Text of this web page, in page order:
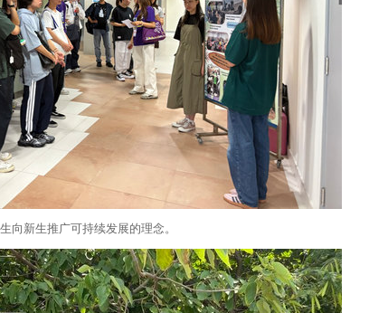
向新生推广可持续发展的理念。